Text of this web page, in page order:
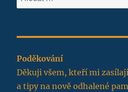
Poděkování
Děkuji všem, kteří mi
a tipy na nově odhalené